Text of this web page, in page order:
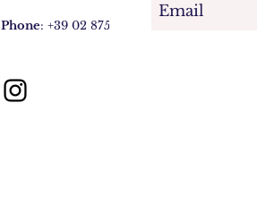
Phone: +39 02 875745